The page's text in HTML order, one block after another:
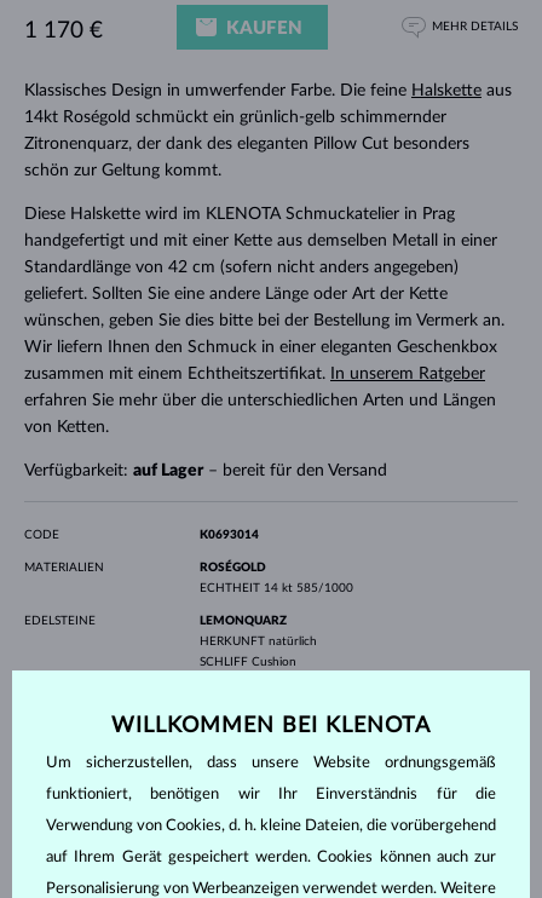
Klassisches Design in umwerfender Farbe. Die feine Halsketteaus
14kt Roségold schmückt ein grünlich-gelb schimmernder
Zitronenquarz, der dank des eleganten Pillow Cut besonders
schön zur Geltung kommt.
Diese Halskette wird im KLENOTA Schmuckatelier in Prag
handgefertigt und mit einer Kette aus demselben Metall in einer
Standardlänge von 42 cm (sofern nicht anders angegeben)
geliefert. Sollten Sie eine andere Länge oder Art der Kette
wünschen, geben Sie dies bitte bei der Bestellung im Vermerk an.
Wir liefern Ihnen den Schmuck in einer eleganten Geschenkbox
zusammen mit einem Echtheitszertifikat.
In unserem Ratgeber
erfahren Sie mehr über die unterschiedlichen Arten und Längen
von Ketten.
Verfügbarkeit: auf Lager– bereit für den Versand
1 170 € KAUFEN MEHR DETAILS
CODE K0693014
MATERIALIEN
ROSÉGOLD
ECHTHEIT 14 kt 585/1000
EDELSTEINE
LEMONQUARZ
HERKUNFT natürlich
SCHLIFF Cushion
GEWICHT 0.9 ct
BREITE 7.70 mm
HÖHE 7.70 mm
LÄNGE 420.00 mm
GEWICHT 2.60 g
WILLKOMMEN BEI KLENOTA
Um sicherzustellen, dass unsere Website ordnungsgemäß
funktioniert, benötigen wir Ihr Einverständnis für die
Verwendung von Cookies, d. h. kleine Dateien, die vorübergehend
auf Ihrem Gerät gespeichert werden. Cookies können auch zur
Personalisierung von Werbeanzeigen verwendet werden. Weitere